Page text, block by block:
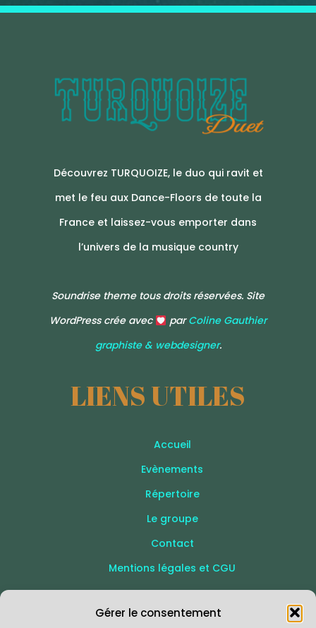
Gérer le consentement
Découvrez TURQUOIZE, le duo qui ravit et
met le feu aux Dance-Floors de toute la
France et laissez-vous emporter dans
l’univers de la musique country
Soundrise theme tous droits réservées. Site
WordPress crée avec
parColine Gauthier
graphiste & webdesigner.
LIENS UTILES
Accueil
Evènements
Répertoire
Le groupe
Contact
Mentions légales et CGU
SUIVEZ-NOUS